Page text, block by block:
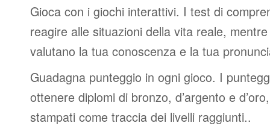
Gioca con i giochi interattivi. I test di
reagire alle situazioni della vita reale,
valutano la tua conoscenza e la tua
Guadagna punteggio in ogni gioco. I
ottenere diplomi di bronzo, d’argento e
stampati come traccia dei livelli raggiunti..